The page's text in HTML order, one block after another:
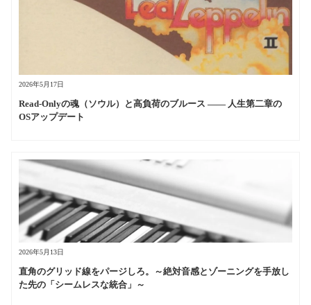
2026年5月17日
Read-Onlyの魂（ソウル）と高負荷のブルース —— 人生第二章の
OSアップデート
2026年5月13日
直角のグリッド線をパージしろ。～絶対音感とゾーニングを手放し
た先の「シームレスな統合」～